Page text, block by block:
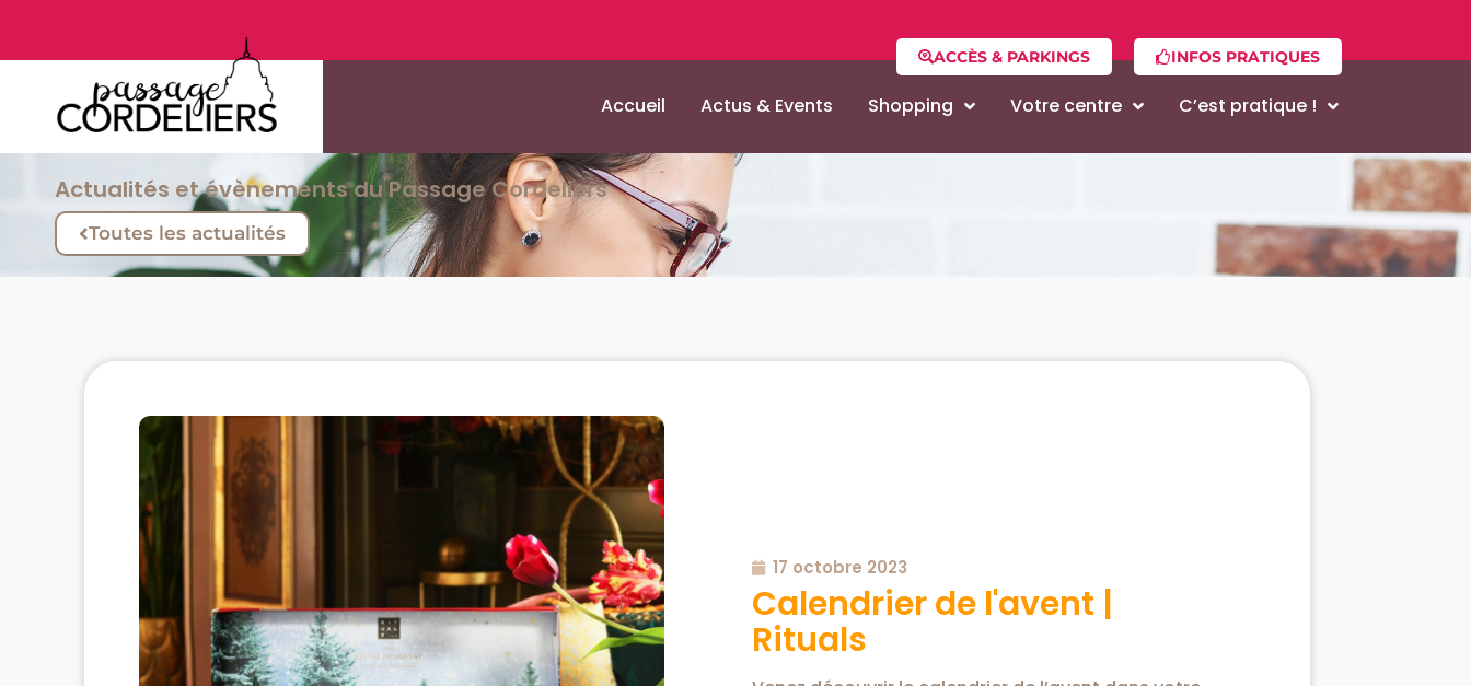
ACCÈS & PARKINGS INFOS PRATIQUES
Accueil Actus & Events Shopping Votre centre C’est pratique !
Actualités et évènements du Passage Cordeliers
Toutes les actualités
17 octobre 2023
Calendrier de l'avent |
Rituals